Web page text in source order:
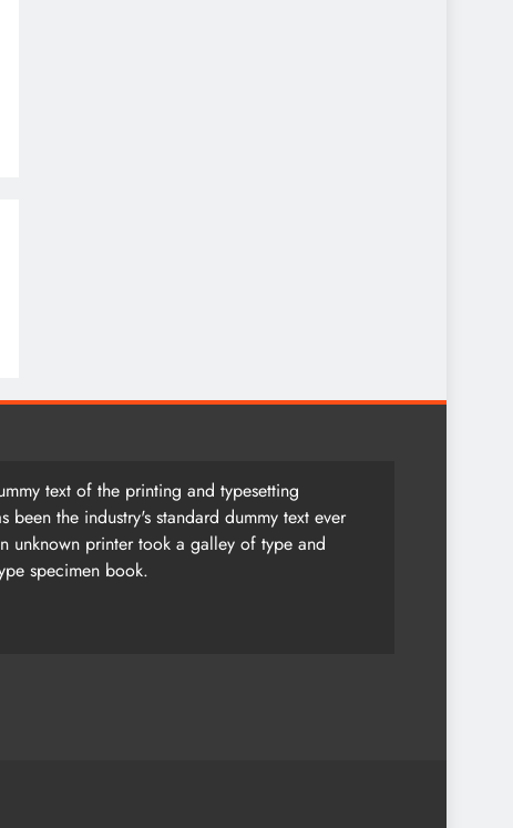
text of the printing and typesetting
been the industry's standard dummy text ever
unknown printer took a galley of type and
specimen book.